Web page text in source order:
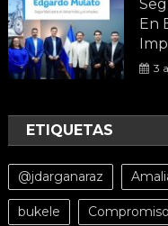
En
3
ETIQUETAS
@jdarganaraz
bukele Compromiso